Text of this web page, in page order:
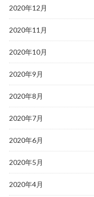
2020年12月
2020年11月
2020年10月
2020年9月
2020年8月
2020年7月
2020年6月
2020年5月
2020年4月